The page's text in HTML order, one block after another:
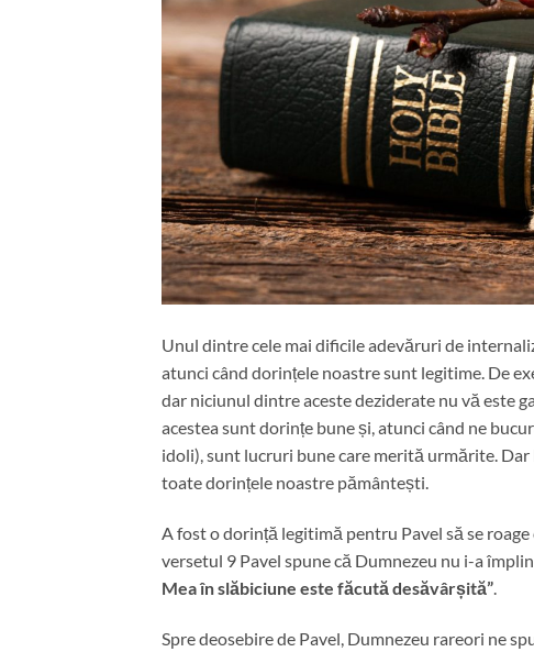
Unul dintre cele mai dificile adevăruri de
atunci când dorințele noastre sunt legitime. De
dar niciunul dintre aceste deziderate nu vă este
acestea sunt dorințe bune și, atunci când ne
idoli), sunt lucruri bune care merită urmărite.
toate dorințele noastre pământești.
A fost o dorință legitimă pentru Pavel să se
versetul 9 Pavel spune că Dumnezeu nu i-a
Mea în slăbiciune este făcută desăvârșită”.
Spre deosebire de Pavel, Dumnezeu rareori ne